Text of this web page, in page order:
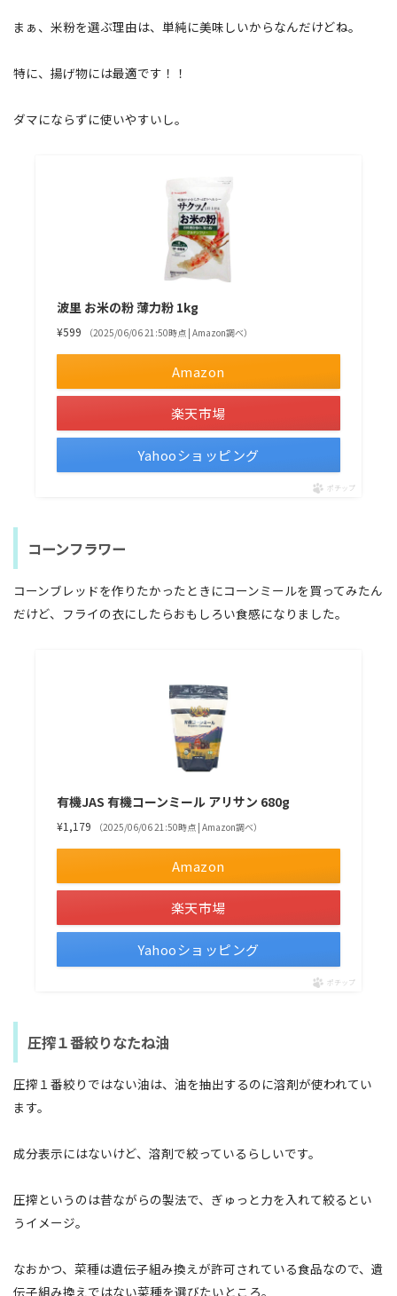
まぁ、米粉を選ぶ理由は、単純に美味しいからなんだけどね。
特に、揚げ物には最適です！！
ダマにならずに使いやすいし。
波里 お米の粉 薄力粉 1kg
¥599 （2025/06/06 21:50時点 | Amazon調べ）
Amazon
楽天市場
Yahooショッピング
ポチップ
コーンフラワー
コーンブレッドを作りたかったときにコーンミールを買ってみたん
だけど、フライの衣にしたらおもしろい食感になりました。
有機JAS 有機コーンミール アリサン 680g
¥1,179 （2025/06/06 21:50時点 | Amazon調べ）
Amazon
楽天市場
Yahooショッピング
ポチップ
圧搾１番絞りなたね油
圧搾１番絞りではない油は、油を抽出するのに溶剤が使われてい
ます。
成分表示にはないけど、溶剤で絞っているらしいです。
圧搾というのは昔ながらの製法で、ぎゅっと力を入れて絞るとい
うイメージ。
なおかつ、菜種は遺伝子組み換えが許可されている食品なので、遺
伝子組み換えではない菜種を選びたいところ。